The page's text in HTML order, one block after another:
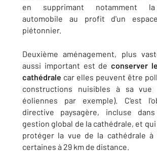
en supprimant notamment
automobile au profit d'un
piétonnier.
Deuxième aménagement, plus
aussi important est de conserver
cathédrale car elles peuvent être
constructions nuisibles à sa vue
éoliennes par exemple). C'est
directive paysagère, incluse
gestion global de la cathédrale, et
protéger la vue de la cathédrale à
certaines à 29 km de distance.